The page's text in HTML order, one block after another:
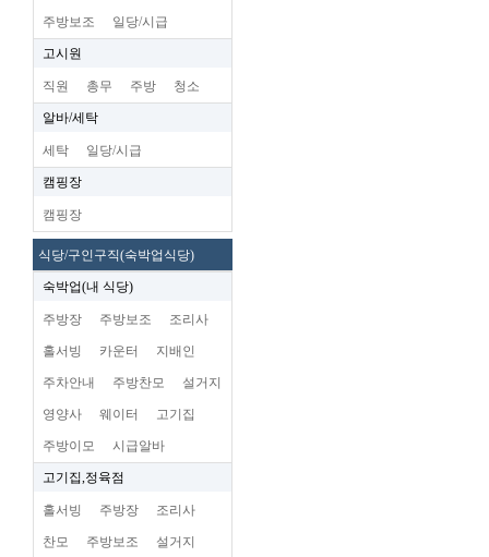
주방보조 일당/시급
고시원
직원 총무 주방 청소
알바/세탁
세탁 일당/시급
캠핑장
캠핑장
식당/구인구직(숙박업식당)
숙박업(내 식당)
주방장 주방보조 조리사
홀서빙 카운터 지배인
주차안내 주방찬모 설거지
영양사 웨이터 고기집
주방이모 시급알바
고기집,정육점
홀서빙 주방장 조리사
찬모 주방보조 설거지